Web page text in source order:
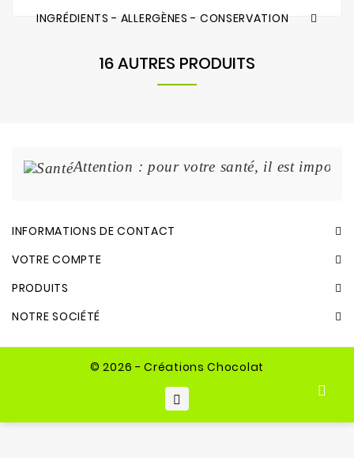
INGRÉDIENTS - ALLERGÈNES - CONSERVATION
16 AUTRES PRODUITS
Attention : pour votre santé, il est
INFORMATIONS DE CONTACT
VOTRE COMPTE
PRODUITS
NOTRE SOCIÉTÉ
© 2026 - Créations Chocolat